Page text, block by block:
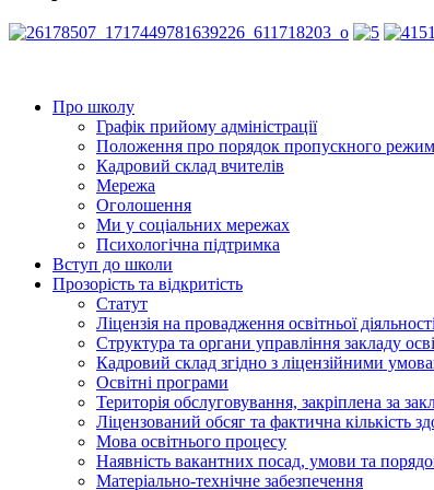
Про школу
Графік прийому адміністрації
Положення про порядок пропускного
Кадровий склад вчителів
Мережа
Оголошення
Ми у соціальних мережах
Психологічна підтримка
Вступ до школи
Прозорість та відкритість
Статут
Ліцензія на провадження освітньої діяльності
Структура та органи управління закладу
Кадровий склад згідно з ліцензійними
Освітні програми
Територія обслуговування, закріплена за
Ліцензований обсяг та фактична кількість
Мова освітнього процесу
Наявність вакантних посад, умови та
Матеріально-технічне забезпечення